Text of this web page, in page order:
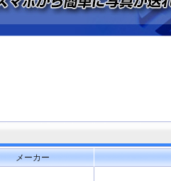
メーカー